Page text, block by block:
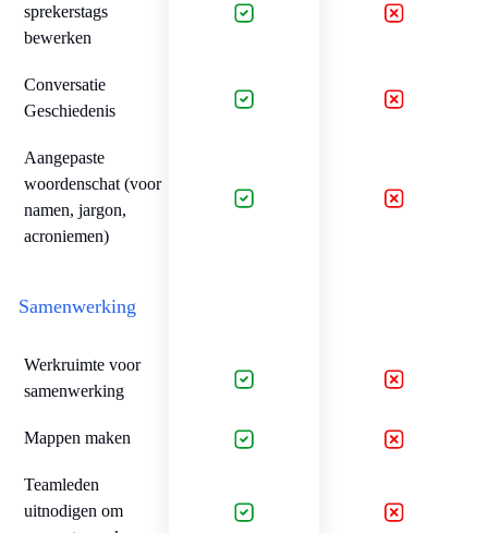
sprekerstags
bewerken
Conversatie
Geschiedenis
Aangepaste
woordenschat (voor
namen, jargon,
acroniemen)
Samenwerking
Werkruimte voor
samenwerking
Mappen maken
Teamleden
uitnodigen om